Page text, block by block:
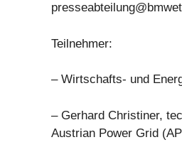
Teilnehmer:
– Wirtschafts- und
– Gerhard Christiner,
Austrian Power Grid